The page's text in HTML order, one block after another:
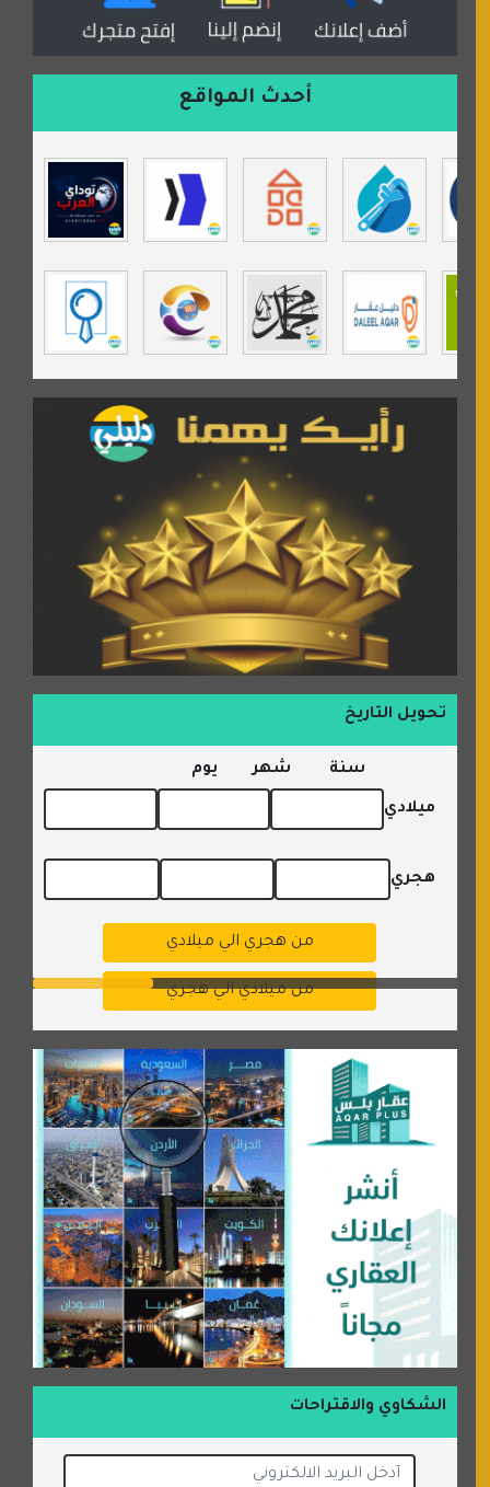
موقع مداد الإسلامي
ورشة زهرة لورا للحدادة
موقع حراج خدمة
تي في قران
موسوعة نور الرحمن
مندى غرام
مردة سوفت
السبيل
أحدث المواقع
تحويل التاريخ
سنة شهر يوم
ميلادي
هجري
من هجري الي ميلادي
من ميلادي الي هجري
الشكاوي والاقتراحات